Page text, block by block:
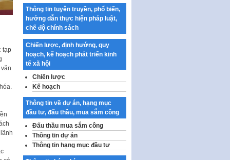
tạp
chính luận về bảo vệ nền tảng tư
tưởng của Đảng…
Công bố công khai dự toán kinh
phí xây dựng pháp luật, hoàn
thiện thể chế, chính…
Quy định về nghiên cứu, ứng
dụng khoa học, công nghệ, đổi
mới sáng tạo và chuyển…
Quy định chi tiết và hướng dẫn
thi hành một số điều của Luật Lý
lịch tư…
Sửa đổi, bổ sung một số nội
dung tại Nghị quyết số 30/NQ-
CP ngày 24 tháng 02…
Thông tin tuyên truyền, phổ biến,
hướng dẫn thực hiện pháp luật,
chế độ chính sách
Chiến lược, định hướng, quy
hoạch, kế hoạch phát triển kinh
tế xã hội
Chiến lược
Kế hoạch
Thông tin về dự án, hạng mục
đầu tư, đấu thầu, mua sắm công
Đấu thầu mua sắm công
Thông tin dự án
Thông tin hạng mục đầu tư